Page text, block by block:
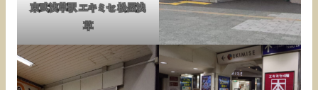
東武浅草駅 エキミセ 松屋浅
草